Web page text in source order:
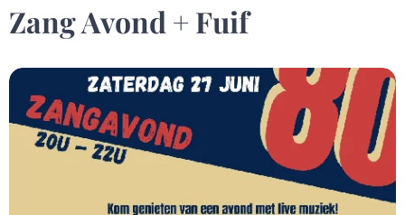
Zang Avond + Fuif